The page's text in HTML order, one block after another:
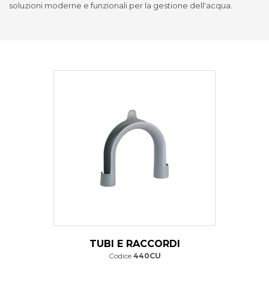
soluzioni moderne e funzionali per la gestione dell'acqua.
TUBI E RACCORDI
Codice 440CU